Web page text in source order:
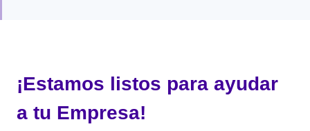
¡Estamos listos para ayudar
a tu Empresa!